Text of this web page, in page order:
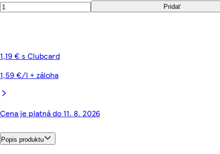
Pridať
1,19 € s Clubcard
1,59 €/l + záloha
Cena je platná do 11. 8. 2026
Popis produktu